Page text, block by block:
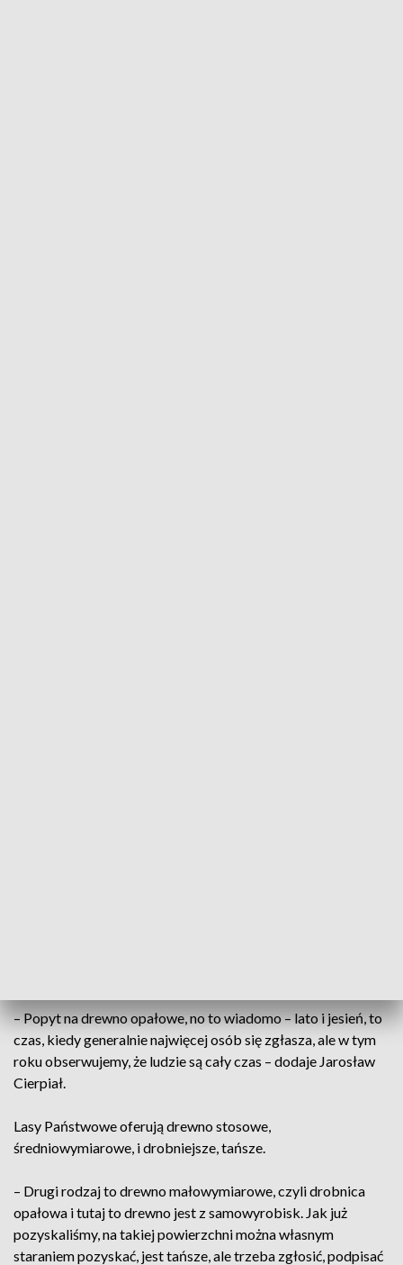
– Popyt na drewno opałowe, no to wiadomo – lato i jesień, to
czas, kiedy generalnie najwięcej osób się zgłasza, ale w tym
roku obserwujemy, że ludzie są cały czas – dodaje Jarosław
Cierpiał.
Lasy Państwowe oferują drewno stosowe,
średniowymiarowe, i drobniejsze, tańsze.
– Drugi rodzaj to drewno małowymiarowe, czyli drobnica
opałowa i tutaj to drewno jest z samowyrobisk. Jak już
pozyskaliśmy, na takiej powierzchni można własnym
staraniem pozyskać, jest tańsze, ale trzeba zgłosić, podpisać